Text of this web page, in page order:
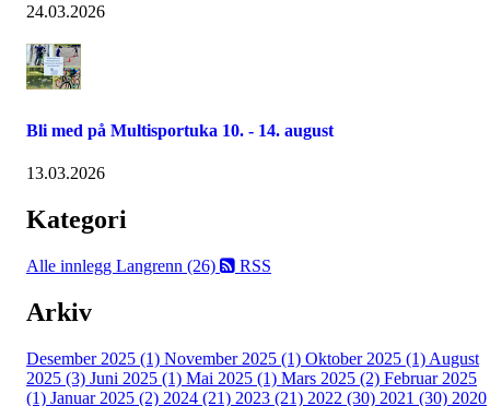
24.03.2026
Bli med på Multisportuka 10. - 14. august
13.03.2026
Kategori
Alle innlegg Langrenn (26) RSS
Arkiv
Desember 2025 (1) November 2025 (1) Oktober 2025 (1) August
2025 (3) Juni 2025 (1) Mai 2025 (1) Mars 2025 (2) Februar 2025
(1) Januar 2025 (2) 2024 (21) 2023 (21) 2022 (30) 2021 (30) 2020